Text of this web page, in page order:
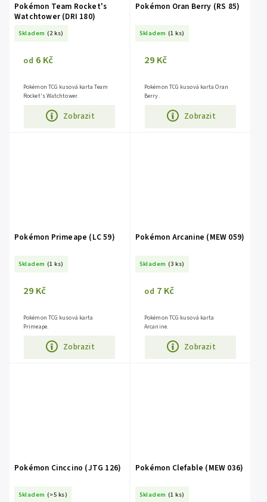
Pokémon Team Rocket's
Watchtower (DRI 180)
Skladem (2 ks)
od 6 Kč
Zobrazit
Pokémon TCG kusová karta Team
Rocket's Watchtower.
Pokémon Oran Berry (RS 85)
Skladem (1 ks)
29 Kč
Zobrazit
Pokémon TCG kusová karta Oran
Berry.
Pokémon Primeape (LC 59)
Skladem (1 ks)
29 Kč
Zobrazit
Pokémon TCG kusová karta
Primeape.
Pokémon Arcanine (MEW 059)
Skladem (3 ks)
od 7 Kč
Zobrazit
Pokémon TCG kusová karta
Arcanine.
Pokémon Cinccino (JTG 126)
Skladem (>5 ks)
Pokémon Clefable (MEW 036)
Skladem (1 ks)